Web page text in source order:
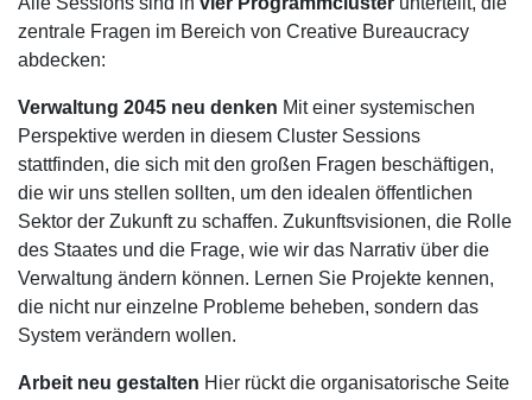
zentrale Fragen im Bereich von Creative Bureaucracy
abdecken:
Verwaltung 2045 neu denken Mit einer systemischen
Perspektive werden in diesem Cluster Sessions
stattfinden, die sich mit den großen Fragen beschäftigen,
die wir uns stellen sollten, um den idealen öffentlichen
Sektor der Zukunft zu schaffen. Zukunftsvisionen, die Rolle
des Staates und die Frage, wie wir das Narrativ über die
Verwaltung ändern können. Lernen Sie Projekte kennen,
die nicht nur einzelne Probleme beheben, sondern das
System verändern wollen.
Arbeit neu gestalten Hier rückt die organisatorische Seite